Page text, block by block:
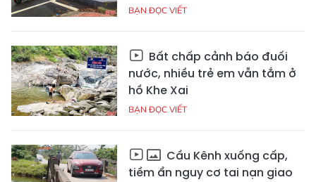
BẠN ĐỌC VIẾT
Bất chấp cảnh báo đuối
nước, nhiều trẻ em vẫn tắm ở
hồ Khe Xai
BẠN ĐỌC VIẾT
Cầu Kênh xuống cấp,
tiềm ẩn nguy cơ tai nạn giao